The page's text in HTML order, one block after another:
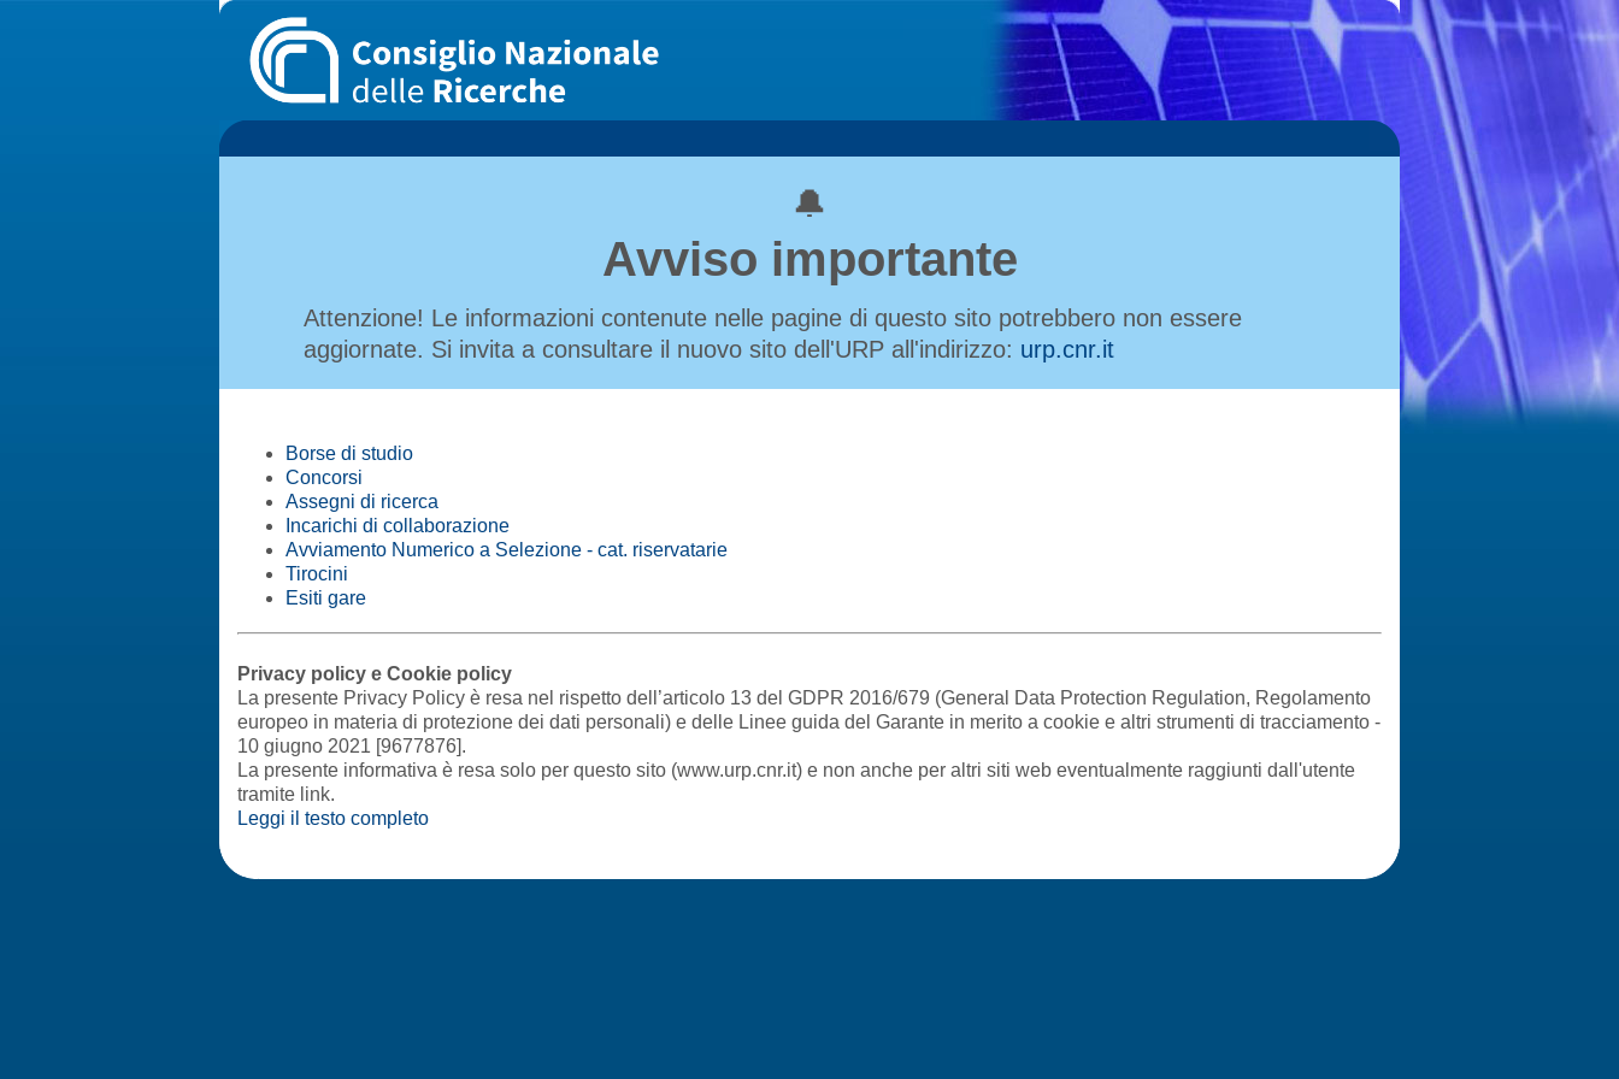
🔔
Avviso importante
Attenzione! Le informazioni contenute nelle pagine di questo sito potrebbero non essere
aggiornate. Si invita a consultare il nuovo sito dell'URP all'indirizzo: urp.cnr.it
Borse di studio
Concorsi
Assegni di ricerca
Incarichi di collaborazione
Avviamento Numerico a Selezione - cat. riservatarie
Tirocini
Esiti gare
Privacy policy e Cookie policy
La presente Privacy Policy è resa nel rispetto dell’articolo 13 del GDPR 2016/679 (General Data Protection Regulation, Regolamento
europeo in materia di protezione dei dati personali) e delle Linee guida del Garante in merito a cookie e altri strumenti di tracciamento -
10 giugno 2021 [9677876].
La presente informativa è resa solo per questo sito (www.urp.cnr.it) e non anche per altri siti web eventualmente raggiunti dall'utente
tramite link.
Leggi il testo completo